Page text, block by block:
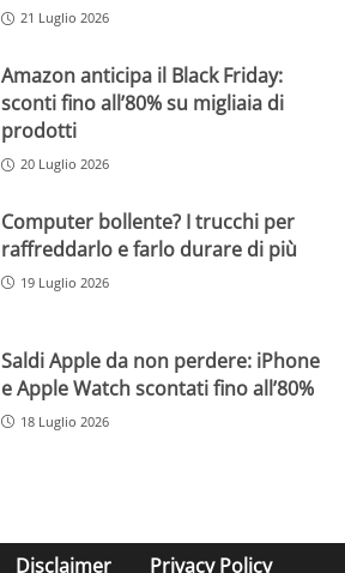
21 Luglio 2026
Amazon anticipa il Black Friday:
sconti fino all’80% su migliaia di
prodotti
20 Luglio 2026
Computer bollente? I trucchi per
raffreddarlo e farlo durare di più
19 Luglio 2026
Saldi Apple da non perdere: iPhone
e Apple Watch scontati fino all’80%
18 Luglio 2026
Disclaimer Privacy Policy